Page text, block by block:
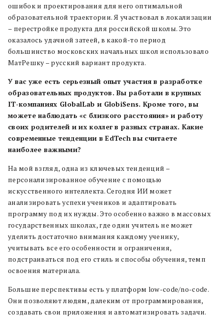
ошибок и проектирования для него оптимальной
образовательной траектории. Я участвовал в локализации
– перестройке продукта для российской школы. Это
оказалось удачной затеей, в какой-то период
большинство московских начальных школ использовало
МатРешку – русский вариант продукта.
У вас уже есть серьезный опыт участия в разработке
образовательных продуктов. Вы работали в крупных
IT-компаниях GlobalLab и GlobiSens. Кроме того, вы
можете наблюдать «с близкого расстояния» и работу
своих родителей и их коллег в разных странах. Какие
современные тенденции в EdTech вы считаете
наиболее важными?
На мой взгляд, одна из ключевых тенденций –
персонализированное обучение с помощью
искусственного интеллекта. Сегодня ИИ может
анализировать успехи учеников и адаптировать
программу под их нужды. Это особенно важно в массовых
государственных школах, где один учитель не может
уделить достаточно внимания каждому ученику,
учитывать все его особенности и ограничения,
подстраиваться под его стиль и способы обучения, темп
освоения материала.
Большие перспективы есть у платформ low-code/no-code.
Они позволяют людям, далеким от программирования,
создавать свои приложения и автоматизировать задачи.